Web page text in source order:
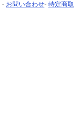
- お問い合わせ- 特定商